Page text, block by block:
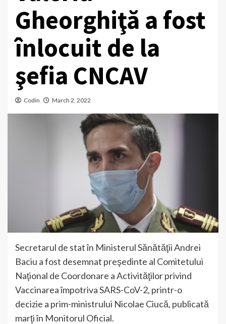
Gheorghiţă a fost
înlocuit de la
şefia CNCAV
Codin March 2, 2022
Secretarul de stat în Ministerul Sănătăţii Andrei
Baciu a fost desemnat preşedinte al Comitetului
Naţional de Coordonare a Activităţilor privind
Vaccinarea împotriva SARS-CoV-2, printr-o
decizie a prim-ministrului Nicolae Ciucă, publicată
marţi în Monitorul Oficial.